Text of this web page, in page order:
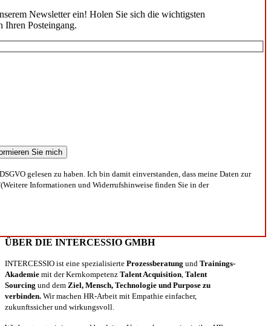
Newsletter ein! Holen Sie sich die wichtigsten
Ihren Posteingang.
gelesen zu haben. Ich bin damit einverstanden, dass meine Daten zur
Informationen und Widerrufshinweise finden Sie in der
ÜBER DIE INTERCESSIO GMBH
INTERCESSIO ist eine spezialisierte Prozessberatung und Trainings-
Akademie mit der Kernkompetenz Talent Acquisition Talent
Sourcing und dem Ziel, Mensch, Technologie und Purpose zu
verbinden. Wir machen HR-Arbeit mit Empathie einfacher,
zukunftssicher und wirkungsvoll.